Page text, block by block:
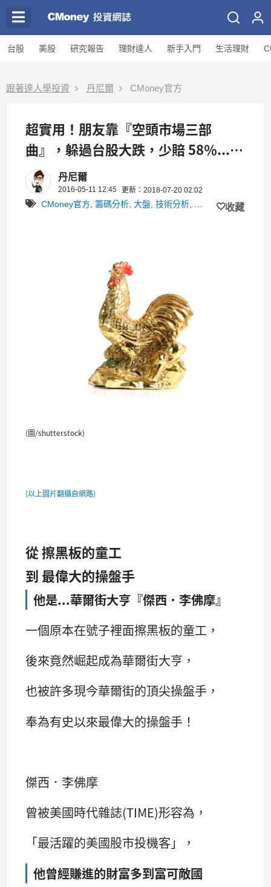
台股 美股 研究報告 理財達人 新手入門 生活理財
跟著達人學投資 丹尼爾 CMoney官方
超實用！朋友靠『空頭市場三部
曲』，躲過台股大跌，少賠 58％...一
定要學！
丹尼爾
2016-05-11 12:45 更新：2018-07-20 02:02
CMoney官方 籌碼分析 大盤 技術分析 丹尼爾 收藏
(圖/shutterstock)
(以上圖片翻攝自網路)
從 擦黑板的童工
到 最偉大的操盤手
他是...華爾街大亨『傑西．李佛摩』
一個原本在號子裡面擦黑板的童工，
後來竟然崛起成為華爾街大亨，
也被許多現今華爾街的頂尖操盤手，
奉為有史以來最偉大的操盤手！
傑西．李佛摩
曾被美國時代雜誌(TIME)形容為，
「最活躍的美國股市投機客」，
他曾經賺進的財富多到富可敵國